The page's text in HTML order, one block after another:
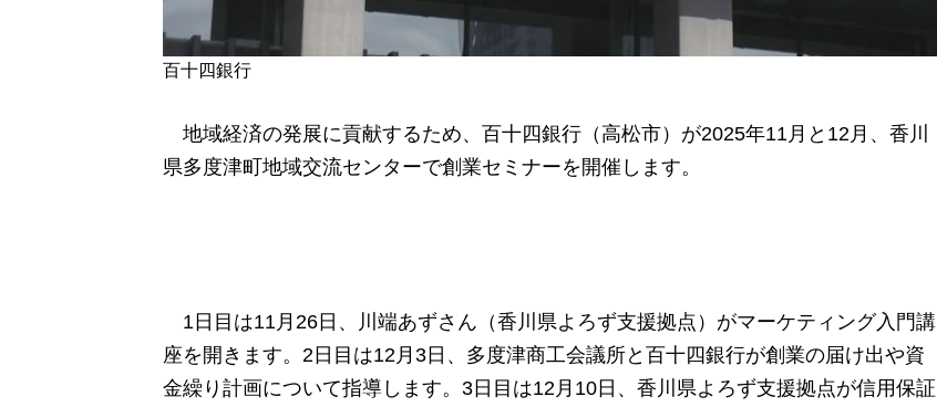
百十四銀行
地域経済の発展に貢献するため、百十四銀行（高松市）が2025年11月と12月、香川
県多度津町地域交流センターで創業セミナーを開催します。
1日目は11月26日、川端あずさん（香川県よろず支援拠点）がマーケティング入門講
座を開きます。2日目は12月3日、多度津商工会議所と百十四銀行が創業の届け出や資
金繰り計画について指導します。3日目は12月10日、香川県よろず支援拠点が信用保証